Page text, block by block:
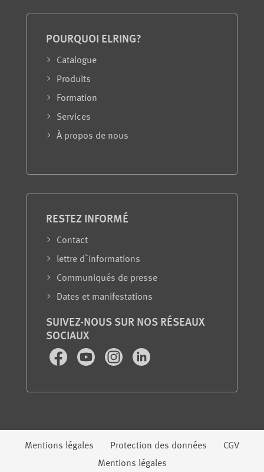
POURQUOI ELRING?
Catalogue
Produits
Formation
Services
À propos de nous
RESTEZ INFORMÉ
Contact
lettre d`informations
Communiqués de presse
Dates et manifestations
SUIVEZ-NOUS SUR NOS RÉSEAUX
SOCIAUX
FacebookYoutube InstagramLinkedIn
Informations juridiques
Mentions légales Protection des données
CGV
Mentions légales